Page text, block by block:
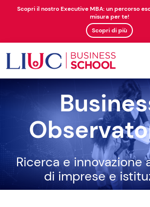
Scopri il nostro Executive MBA: un percorso
misura per te!
Scopri di più
Ricerca e innovazione
di imprese e